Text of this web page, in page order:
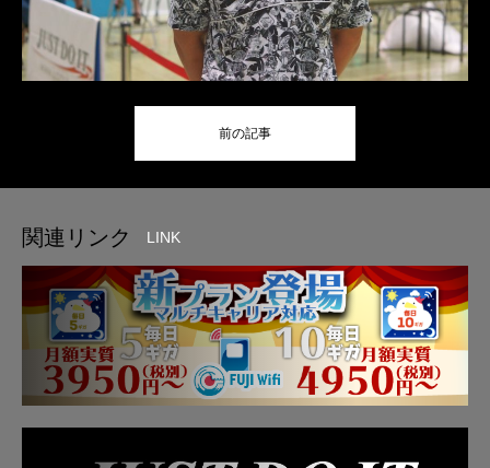
前の記事
関連リンク LINK